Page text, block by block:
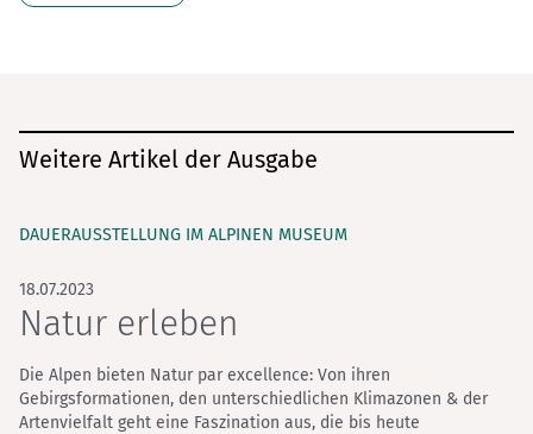
Weitere Artikel der Ausgabe
DAUERAUSSTELLUNG IM ALPINEN MUSEUM
18.07.2023
Natur erleben
Die Alpen bieten Natur par excellence: Von ihren
Gebirgsformationen, den unterschiedlichen Klimazonen & der
Artenvielfalt geht eine Faszination aus, die bis heute